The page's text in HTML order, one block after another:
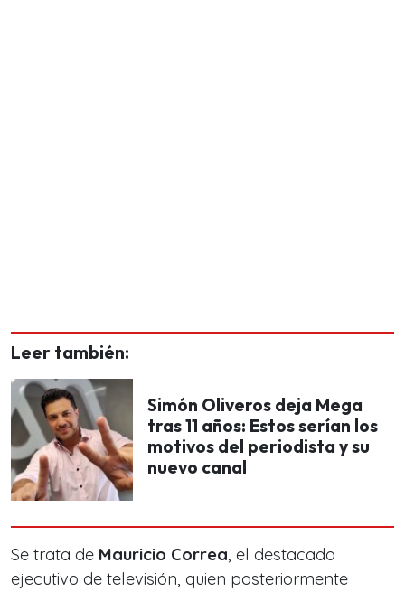
Leer también:
Simón Oliveros deja Mega
tras 11 años: Estos serían los
motivos del periodista y su
nuevo canal
Se trata de Mauricio Correa, el destacado
ejecutivo de televisión, quien posteriormente